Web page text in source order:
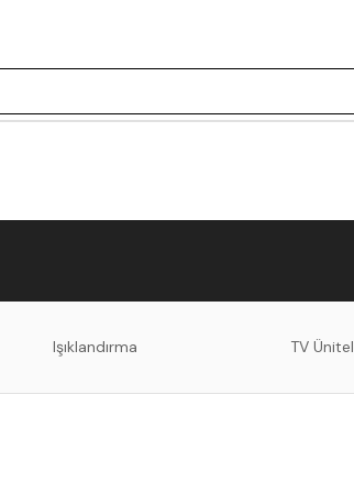
Işıklandırma TV